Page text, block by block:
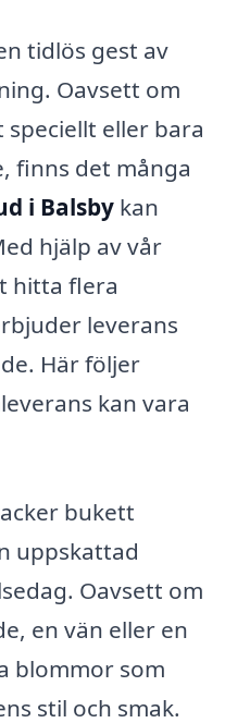
tidlös gest av
Oavsett om
eller bara
finns det många
i Balsby kan
hjälp av vår
hitta flera
leverans
Här följer
kan vara
bukett
uppskattad
Oavsett om
en vän eller en
blommor som
stil och smak.